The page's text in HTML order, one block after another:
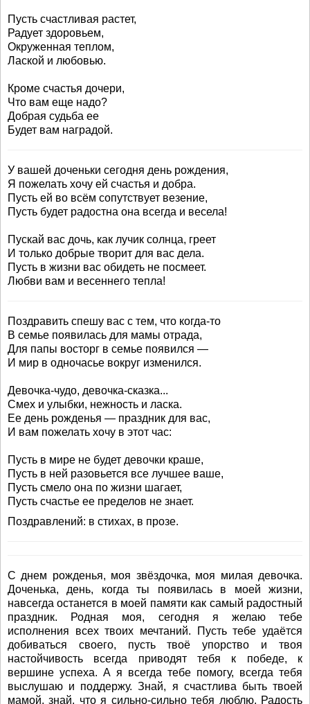
Пусть счастливая растет,
Радует здоровьем,
Окруженная теплом,
Лаской и любовью.
Кроме счастья дочери,
Что вам еще надо?
Добрая судьба ее
Будет вам наградой.
У вашей доченьки сегодня день рождения,
Я пожелать хочу ей счастья и добра.
Пусть ей во всём сопутствует везение,
Пусть будет радостна она всегда и весела!
Пускай вас дочь, как лучик солнца, греет
И только добрые творит для вас дела.
Пусть в жизни вас обидеть не посмеет.
Любви вам и весеннего тепла!
Поздравить спешу вас с тем, что когда-то
В семье появилась для мамы отрада,
Для папы восторг в семье появился —
И мир в одночасье вокруг изменился.
Девочка-чудо, девочка-сказка...
Смех и улыбки, нежность и ласка.
Ее день рожденья — праздник для вас,
И вам пожелать хочу в этот час:
Пусть в мире не будет девочки краше,
Пусть в ней разовьется все лучшее ваше,
Пусть смело она по жизни шагает,
Пусть счастье ее пределов не знает.
Поздравлений: в стихах, в прозе.
С днем рожденья, моя звёздочка, моя милая девочка.
Доченька, день, когда ты появилась в моей жизни,
навсегда останется в моей памяти как самый радостный
праздник. Родная моя, сегодня я желаю тебе
исполнения всех твоих мечтаний. Пусть тебе удаётся
добиваться своего, пусть твоё упорство и твоя
настойчивость всегда приводят тебя к победе, к
вершине успеха. А я всегда тебе помогу, всегда тебя
выслушаю и поддержу. Знай, я счастлива быть твоей
мамой, знай, что я сильно-сильно тебя люблю. Радость